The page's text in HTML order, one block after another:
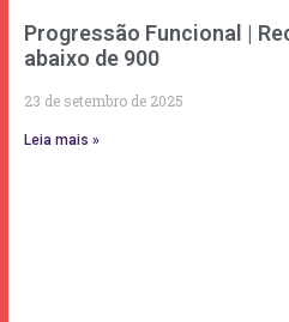
Progressão Funcional |
abaixo de 900
23 de setembro de 2025
Leia mais »